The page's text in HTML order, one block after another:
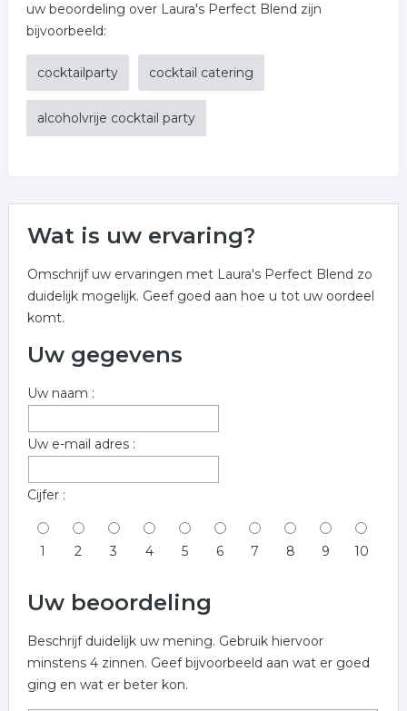
uw beoordeling over Laura's Perfect Blend zijn
bijvoorbeeld:
cocktailparty cocktail catering
alcoholvrije cocktail party
Wat is uw ervaring?
Omschrijf uw ervaringen met Laura's Perfect Blend zo
duidelijk mogelijk. Geef goed aan hoe u tot uw oordeel
komt.
Uw gegevens
Uw naam :
Uw e-mail adres :
Cijfer :
1 2 3 4 5 6 7 8 9 10
Uw beoordeling
Beschrijf duidelijk uw mening. Gebruik hiervoor
minstens 4 zinnen. Geef bijvoorbeeld aan wat er goed
ging en wat er beter kon.